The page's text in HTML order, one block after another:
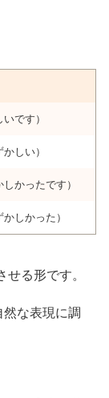
です）
しい）
かったです）
しかった）
せる形です。
な表現に調